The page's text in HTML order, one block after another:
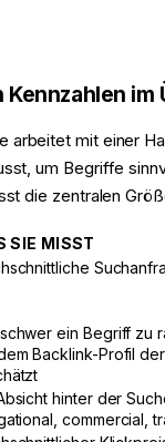
im
arbeitet mit einer
um Begriffe
die zentralen
SIE MISST
ein Begriff zu
Backlink-Profil
hinter der
commercial,